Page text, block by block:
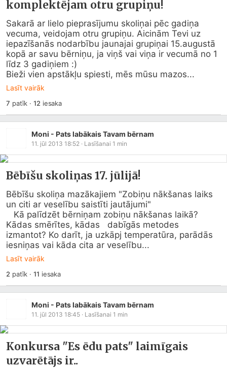
komplektējam otru grupiņu!
Sakarā ar lielo pieprasījumu skoliņai pēc gadiņa
vecuma, veidojam otru grupiņu. Aicinām Tevi uz
iepazīšanās nodarbību jaunajai grupiņai 15.augustā
kopā ar savu bērniņu, ja viņš vai viņa ir vecumā no 1
līdz 3 gadiņiem :)
Bieži vien apstākļu spiesti, mēs mūsu mazos...
Lasīt vairāk
7 patīk ·12 iesaka
Moni - Pats labākais Tavam bērnam
11. jūl 2013 18:52 · Lasīšanai 1 min
Bēbīšu skoliņas 17. jūlijā!
Bēbīšu skoliņa mazākajiem "Zobiņu nākšanas laiks
un citi ar veselību saistīti jautājumi"
Kādas smērītes, kādas   dabīgās metodes
izmantot? Ko darīt, ja uzkāpj temperatūra, parādās
iesniņas vai kāda cita ar veselību...
Lasīt vairāk
2 patīk ·11 iesaka
Moni - Pats labākais Tavam bērnam
11. jūl 2013 18:45 · Lasīšanai 1 min
Konkursa "Es ēdu pats" laimīgais
uzvarētājs ir..